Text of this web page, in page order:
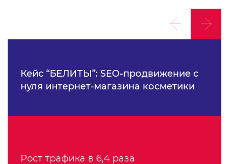
Кейс “БЕЛИТЫ”: SEO-продвижение с
нуля интернет-магазина косметики
Рост трафика в 6,4 раза